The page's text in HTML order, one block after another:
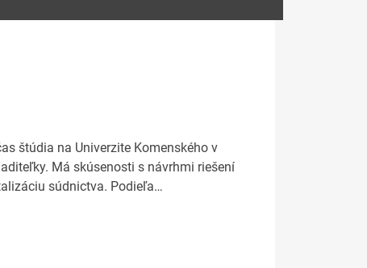
štúdia na Univerzite Komenského v
Má skúsenosti s návrhmi riešení
súdnictva. Podieľa…